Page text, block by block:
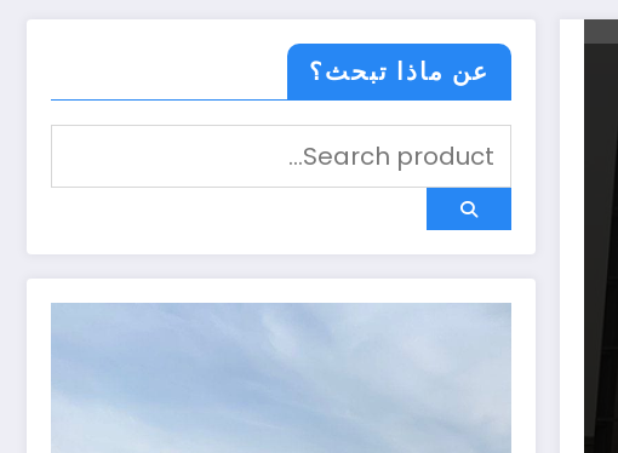
عن ماذا تبحث؟